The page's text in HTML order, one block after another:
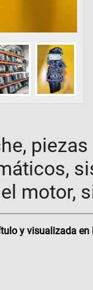
motor,
y visualizada